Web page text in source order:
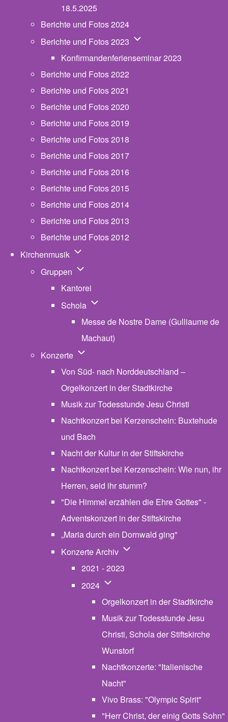
18.5.2025
Berichte und Fotos 2024
Berichte und Fotos 2023 Unternavigation von
Konfirmandenferienseminar 2023
Berichte und Fotos 2022
Berichte und Fotos 2021
Berichte und Fotos 2020
Berichte und Fotos 2019
Berichte und Fotos 2018
Berichte und Fotos 2017
Berichte und Fotos 2016
Berichte und Fotos 2015
Berichte und Fotos 2014
Berichte und Fotos 2013
Berichte und Fotos 2012
Kirchenmusik Unternavigation von Kirchenmusik
Gruppen Unternavigation von Gruppen
Kantorei
Schola Unternavigation von Schola
Messe de Nostre Dame (Gulliaume de
Machaut)
Konzerte Unternavigation von Konzerte
Von Süd- nach Norddeutschland –
Orgelkonzert in der Stadtkirche
Musik zur Todesstunde Jesu Christi
Nachtkonzert bei Kerzenschein: Buxtehude
und Bach
Nacht der Kultur in der Stiftskirche
Nachtkonzert bei Kerzenschein: Wie nun, ihr
Herren, seid ihr stumm?
"Die Himmel erzählen die Ehre Gottes" -
Adventskonzert in der Stiftskirche
„Maria durch ein Dornwald ging"
Konzerte Archiv Unternavigation von
2021 - 2023
2024 Unternavigation von 2024
Orgelkonzert in der Stadtkirche
Musik zur Todesstunde Jesu
Christi, Schola der Stiftskirche
Wunstorf
Nachtkonzerte: "Italienische
Nacht"
Vivo Brass: "Olympic Spirit"
"Herr Christ, der einig Gotts Sohn"